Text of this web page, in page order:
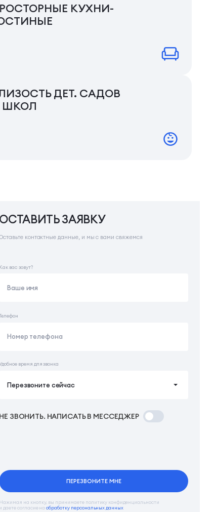
КУХНИ-
ДЕТ. САДОВ
ШКОЛ
ОСТАВИТЬ ЗАЯВКУ
контактные данные, и мы с вами свяжемся
Как вас зовут?
время для звонка
Перезвоните сейчас
НЕ ЗВОНИТЬ. НАПИСАТЬ В МЕССЕДЖЕР
ПЕРЕЗВОНИТЕ МНЕ
Нажимая на кнопку, вы принимаете политику конфиденциальности
и даете согласие наобработку персональных данных